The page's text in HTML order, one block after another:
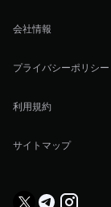
会社情報
プライバシーポリシー
利用規約
サイトマップ